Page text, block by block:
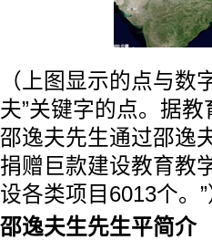
（上图显示的点与数
夫”关键字的点。据
邵逸夫先生通过邵逸
捐赠巨款建设教育教
设各类项目6013个。”
邵逸夫生先生平简介